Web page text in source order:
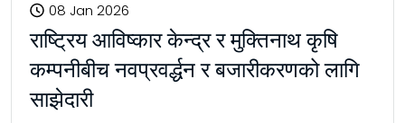
08 Jan 2026
राष्ट्रिय आविष्कार केन्द्र र मुक्तिनाथ कृषि
कम्पनीबीच नवप्रवर्द्धन र बजारीकरणको लागि
साझेदारी